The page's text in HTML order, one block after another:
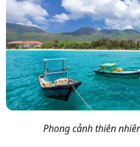
Phong cảnh thiên